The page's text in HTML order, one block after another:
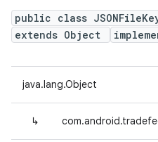
public class
extends Object
java.lang.Object
↳